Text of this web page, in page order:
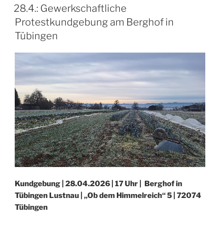
Kundgebung
abgesagt“
AM
28.4.: Gewerkschaftliche
Protestkundgebung am Berghof in
Tübingen
Kundgebung | 28.04.2026 | 17 Uhr | Berghof in
Tübingen Lustnau | „Ob dem Himmelreich“ 5 | 72074
Tübingen